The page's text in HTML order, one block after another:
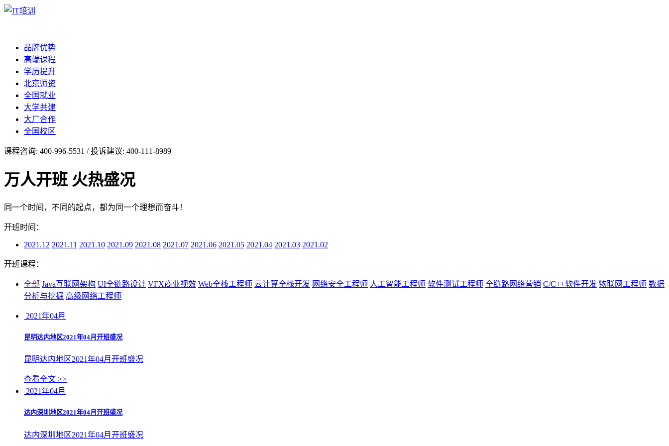
品牌优势
高端课程
学历提升
北京师资
全国就业
大学共建
大厂合作
全国校区
课程咨询: 400-996-5531 / 投诉建议: 400-111-8989
万人开班 火热盛况
同一个时间，不同的起点，都为同一个理想而奋斗！
开班时间：
2021.12 2021.11 2021.10 2021.09 2021.08 2021.07 2021.06 2021.05 2021.04 2021.03 2021.02
开班课程：
全部 Java互联网架构 UI全链路设计 VFX商业视效 Web全栈工程师 云计算全栈开发 网络安全工程师 人工智能工程师 软件测试工程师 全链路网络营销 C/C++软件开发 物联网工程师 数据
分析与挖掘 高级网络工程师
2021年04月
昆明达内地区2021年04月开班盛况
昆明达内地区2021年04月开班盛况
查看全文 >>
2021年04月
达内深圳地区2021年04月开班盛况
达内深圳地区2021年04月开班盛况